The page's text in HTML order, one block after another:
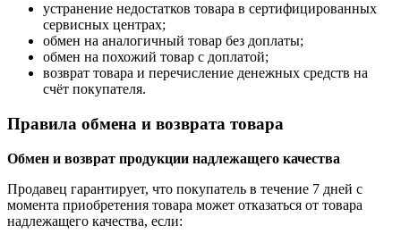
устранение недостатков товара в сертифицированных
сервисных центрах;
обмен на аналогичный товар без доплаты;
обмен на похожий товар с доплатой;
возврат товара и перечисление денежных средств на
счёт покупателя.
Правила обмена и возврата товара
Обмен и возврат продукции надлежащего качества
Продавец гарантирует, что покупатель в течение 7 дней с
момента приобретения товара может отказаться от товара
надлежащего качества, если: